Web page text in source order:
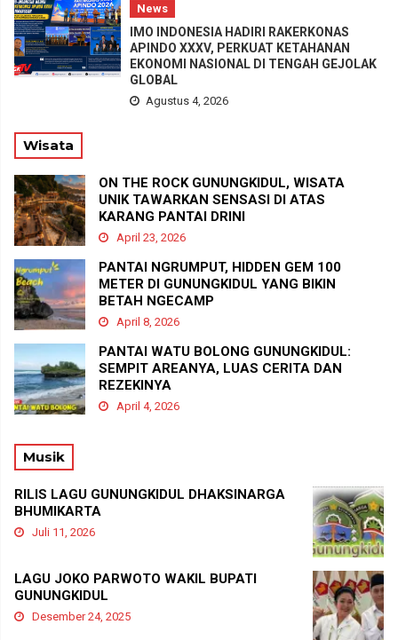
News
IMO INDONESIA HADIRI RAKERKONAS
APINDO XXXV, PERKUAT KETAHANAN
EKONOMI NASIONAL DI TENGAH GEJOLAK
GLOBAL
Agustus 4, 2026
Wisata
ON THE ROCK GUNUNGKIDUL, WISATA
UNIK TAWARKAN SENSASI DI ATAS
KARANG PANTAI DRINI
April 23, 2026
PANTAI NGRUMPUT, HIDDEN GEM 100
METER DI GUNUNGKIDUL YANG BIKIN
BETAH NGECAMP
April 8, 2026
PANTAI WATU BOLONG GUNUNGKIDUL:
SEMPIT AREANYA, LUAS CERITA DAN
REZEKINYA
April 4, 2026
Musik
RILIS LAGU GUNUNGKIDUL DHAKSINARGA
BHUMIKARTA
Juli 11, 2026
LAGU JOKO PARWOTO WAKIL BUPATI
GUNUNGKIDUL
Desember 24, 2025